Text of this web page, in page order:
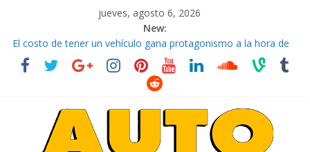
jueves, agosto 6, 2026
New:
El costo de tener un vehículo gana protagonismo a la hora de
decidir
Ultima película ‘Spider‑Man: Brand New Day’ pone en escena a
La Vuelta al Ecuador 2026, edición 47ª, recorre 7 provincias en 8